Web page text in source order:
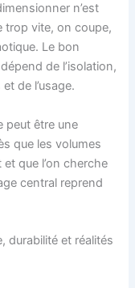
n’est
trop vite, on coupe,
Le bon
de l’isolation,
de l’usage.
peut être une
que les volumes
que l’on cherche
central reprend
durabilité et réalités